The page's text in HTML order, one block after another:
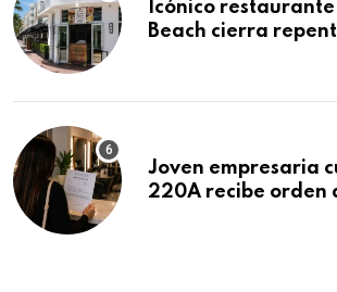
Icónico
Beach cierra
Joven empresaria
220A recibe orden